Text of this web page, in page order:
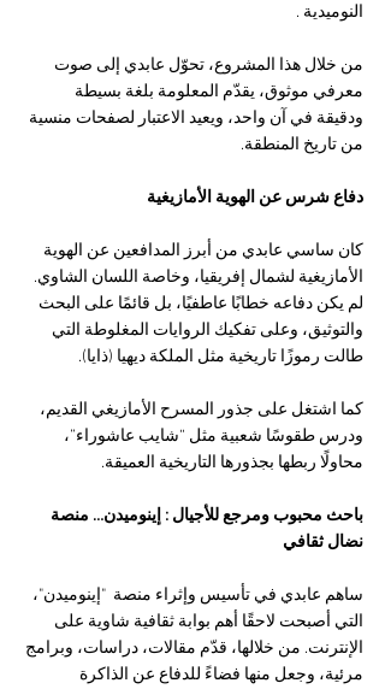
النوميدية .
من خلال هذا المشروع، تحوّل عابدي إلى صوت
معرفي موثوق، يقدّم المعلومة بلغة بسيطة
ودقيقة في آن واحد، ويعيد الاعتبار لصفحات منسية
من تاريخ المنطقة.
دفاع شرس عن الهوية الأمازيغية
كان ساسي عابدي من أبرز المدافعين عن الهوية
الأمازيغية لشمال إفريقيا، وخاصة اللسان الشاوي.
لم يكن دفاعه خطابًا عاطفيًا، بل قائمًا على البحث
والتوثيق، وعلى تفكيك الروايات المغلوطة التي
طالت رموزًا تاريخية مثل الملكة ديهيا (ذايا).
كما اشتغل على جذور المسرح الأمازيغي القديم،
ودرس طقوسًا شعبية مثل “شايب عاشوراء”،
محاولًا ربطها بجذورها التاريخية العميقة.
باحث محبوب ومرجع للأجيال : إينوميدن… منصة
نضال ثقافي
ساهم عابدي في تأسيس وإثراء منصة  "إينوميدن"،
التي أصبحت لاحقًا أهم بوابة ثقافية شاوية على
الإنترنت. من خلالها، قدّم مقالات، دراسات، وبرامج
مرئية، وجعل منها فضاءً للدفاع عن الذاكرة